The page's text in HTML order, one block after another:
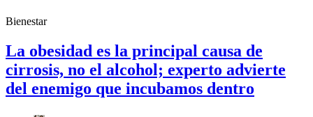
Bienestar
La obesidad es la principal causa de
cirrosis, no el alcohol; experto advierte
del enemigo que incubamos dentro